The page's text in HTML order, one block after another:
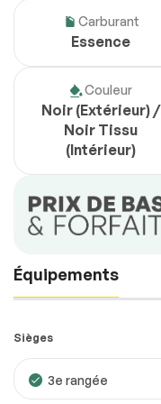
Carburant
Essence
Couleur
Noir (Extérieur) /
Noir Tissu
(Intérieur)
Équipements
Sièges
3e rangée